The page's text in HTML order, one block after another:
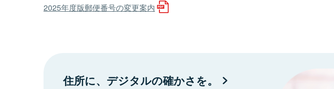
2025年度版郵便番号の変更案内
住所に、デジタルの確かさを。